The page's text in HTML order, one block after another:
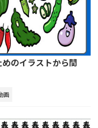
めのイラストから間
画